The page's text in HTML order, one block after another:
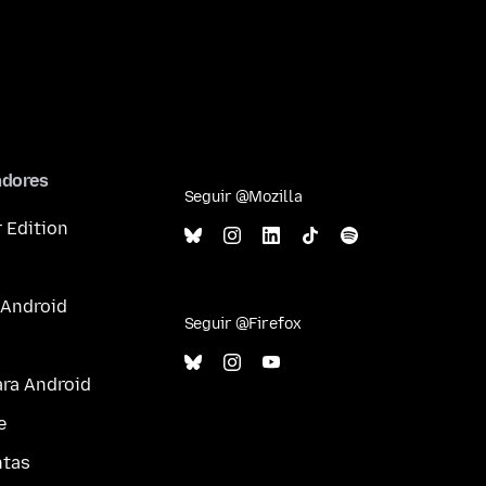
Edition
Android
Seguir @Mozilla
Seguir @Firefox